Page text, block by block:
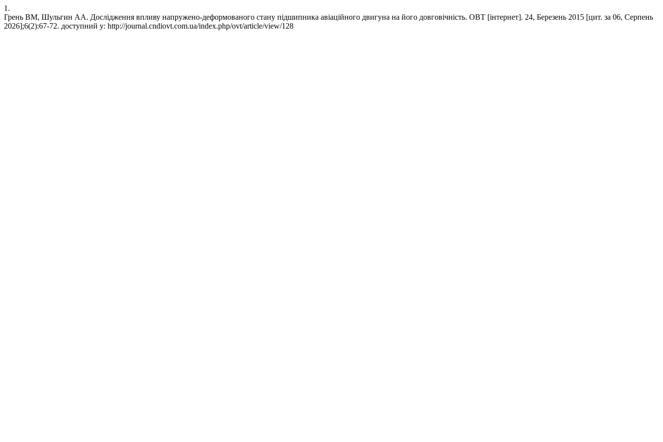
1.
Грень ВМ, Шульгин АА. Дослідження впливу напружено-деформованого стану підшипника авіаційного двигуна на його довговічність. ОВТ [інтернет]. 24, Березень 2015 [цит. за 06, Серпень
2026];6(2):67-72. доступний у: http://journal.cndiovt.com.ua/index.php/ovt/article/view/128